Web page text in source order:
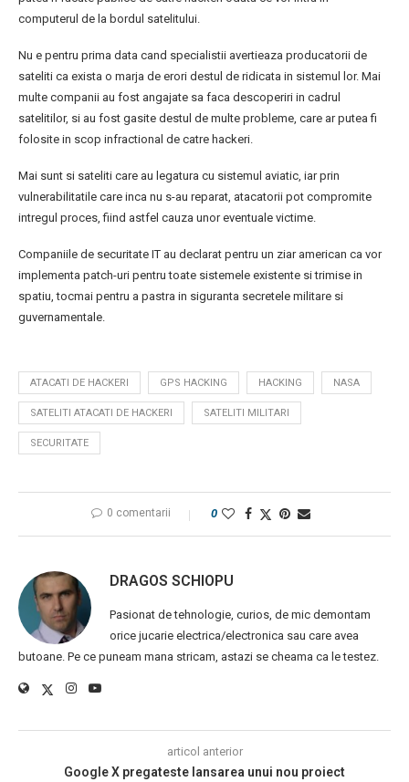
computerul de la bordul satelitului.
Nu e pentru prima data cand specialistii avertieaza producatorii de
sateliti ca exista o marja de erori destul de ridicata in sistemul lor. Mai
multe companii au fost angajate sa faca descoperiri in cadrul
satelitilor, si au fost gasite destul de multe probleme, care ar putea fi
folosite in scop infractional de catre hackeri.
Mai sunt si sateliti care au legatura cu sistemul aviatic, iar prin
vulnerabilitatile care inca nu s-au reparat, atacatorii pot compromite
intregul proces, fiind astfel cauza unor eventuale victime.
Companiile de securitate IT au declarat pentru un ziar american ca vor
implementa patch-uri pentru toate sistemele existente si trimise in
spatiu, tocmai pentru a pastra in siguranta secretele militare si
guvernamentale.
ATACATI DE HACKERI GPS HACKING HACKING NASA
SATELITI ATACATI DE HACKERI SATELITI MILITARI
SECURITATE
0 comentarii 0
DRAGOS SCHIOPU
Pasionat de tehnologie, curios, de mic demontam
orice jucarie electrica/electronica sau care avea
butoane. Pe ce puneam mana stricam, astazi se cheama ca le testez.
articol anterior
Google X pregateste lansarea unui nou proiect